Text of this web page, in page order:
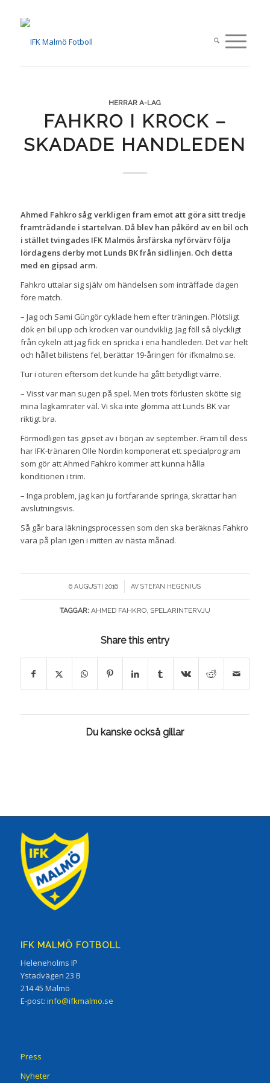
HERRAR A-LAG
FAHKRO I KROCK –
SKADADE HANDLEDEN
Ahmed Fahkro såg verkligen fram emot att göra sitt tredje
framträdande i startelvan. Då blev han påkörd av en bil och
i stället tvingades IFK Malmös årsfärska nyförvärv följa
lördagens derby mot Lunds BK från sidlinjen. Och detta
med en gipsad arm.
Fahkro uttalar sig själv om händelsen som inträffade dagen
före match.
– Jag och Sami Güngör cyklade hem efter träningen. Plötsligt
dök en bil upp och krocken var oundviklig. Jag föll så olyckligt
från cykeln att jag fick en spricka i ena handleden. Det var helt
och hållet bilistens fel, berättar 19-åringen för ifkmalmo.se.
Tur i oturen eftersom det kunde ha gått betydligt värre.
– Visst var man sugen på spel. Men trots förlusten skötte sig
mina lagkamrater väl. Vi ska inte glömma att Lunds BK var
riktigt bra.
Förmodligen tas gipset av i början av september. Fram till dess
har IFK-tränaren Olle Nordin komponerat ett specialprogram
som gör att Ahmed Fahkro kommer att kunna hålla
konditionen i trim.
– Inga problem, jag kan ju fortfarande springa, skrattar han
avslutningsvis.
Så går bara läkningsprocessen som den ska beräknas Fahkro
vara på plan igen i mitten av nästa månad.
6 AUGUSTI 2016
/ AVSTEFAN HEGENIUS
TAGGAR: AHMED FAHKRO, SPELARINTERVJU
Share this entry
Du kanske också gillar
IFK MALMÖ FOTBOLL
Heleneholms IP
Ystadvägen 23 B
214 45 Malmö
E-post: info@ifkmalmo.se
Press
Nyheter